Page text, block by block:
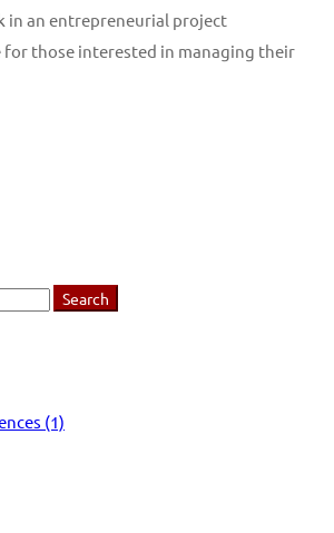
in an entrepreneurial project
for those interested in managing their
Search
(1)